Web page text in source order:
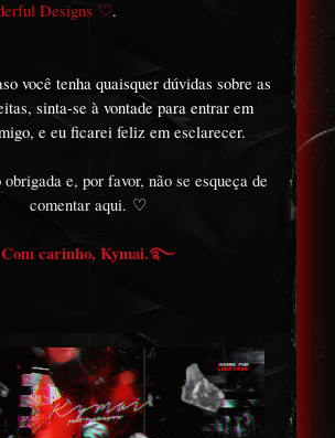
Designs ♡.
você tenha quaisquer dúvidas sobre as
sinta-se à vontade para entrar em
e eu ficarei feliz em esclarecer.
e, por favor, não se esqueça de
comentar aqui. ♡
Com carinho, Kymai.࿐